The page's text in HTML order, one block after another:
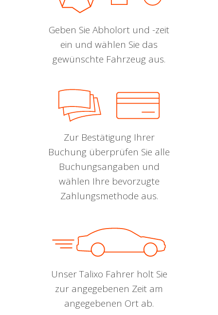
Geben Sie Abholort und -zeit
ein und wählen Sie das
gewünschte Fahrzeug aus.
Zur Bestätigung Ihrer
Buchung überprüfen Sie alle
Buchungsangaben und
wählen Ihre bevorzugte
Zahlungsmethode aus.
Unser Talixo Fahrer holt Sie
zur angegebenen Zeit am
angegebenen Ort ab.